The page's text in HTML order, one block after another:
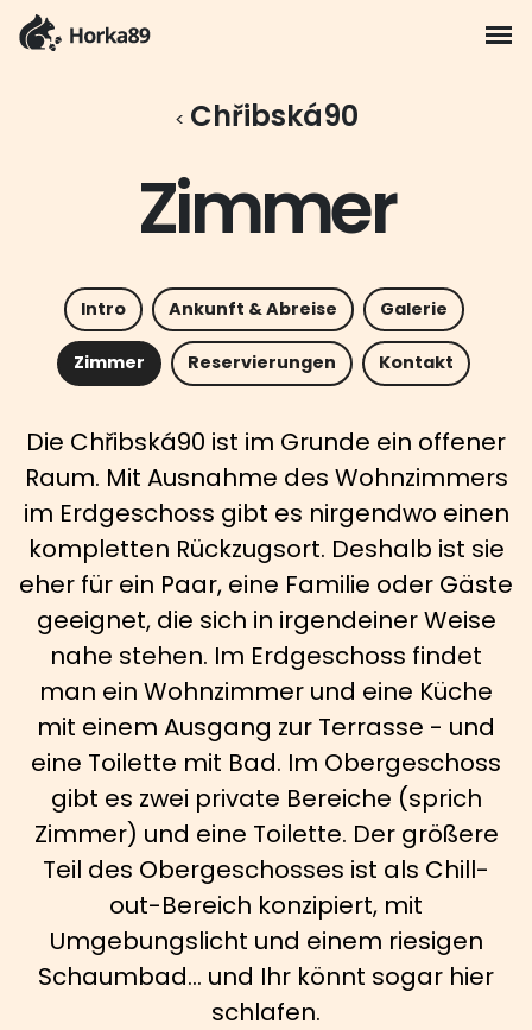
Chřibská90
Zimmer
Intro Ankunft & Abreise Galerie
Zimmer Reservierungen Kontakt
Die Chřibská90 ist im Grunde ein offener
Raum. Mit Ausnahme des Wohnzimmers
im Erdgeschoss gibt es nirgendwo einen
kompletten Rückzugsort. Deshalb ist sie
eher für ein Paar, eine Familie oder Gäste
geeignet, die sich in irgendeiner Weise
nahe stehen. Im Erdgeschoss findet
man ein Wohnzimmer und eine Küche
mit einem Ausgang zur Terrasse - und
eine Toilette mit Bad. Im Obergeschoss
gibt es zwei private Bereiche (sprich
Zimmer) und eine Toilette. Der größere
Teil des Obergeschosses ist als Chill-
out-Bereich konzipiert, mit
Umgebungslicht und einem riesigen
Schaumbad... und Ihr könnt sogar hier
schlafen.